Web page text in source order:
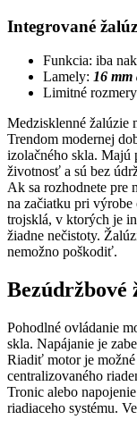
Integrované
Funkcia: iba
Lamely: 16
Limitné
Medzisklenné žalúzie
Trendom modernej
izolačného skla. Majú
životnosť a sú bez
Ak sa rozhodnete pre
na začiatku pri
trojsklá, v ktorých je
žiadne nečistoty.
nemožno poškodiť.
Bezúdržbové
Pohodlné ovládanie
skla. Napájanie je
Riadiť motor je
centralizovaného
Tronic alebo
riadiaceho systému.